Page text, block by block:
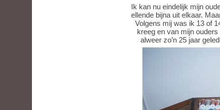
Ik kan nu eindelijk mijn
ellende bijna uit elkaar.
Volgens mij was ik 13 of
kreeg en van mijn
alweer zo’n 25 jaar